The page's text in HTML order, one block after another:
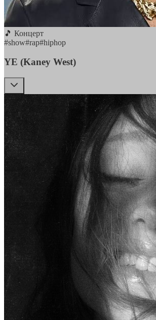
🎵 Концерт
#show#rap#hiphop
YE (Kaney West)